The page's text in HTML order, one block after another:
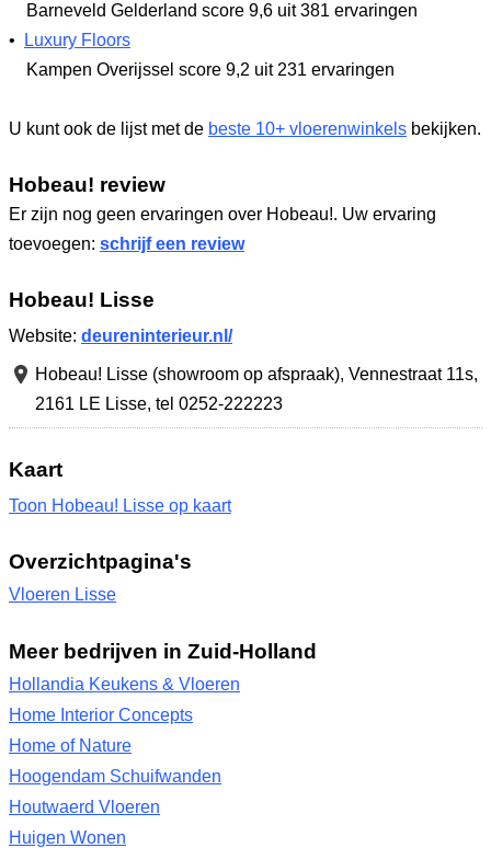
Barneveld Gelderland score 9,6 uit 381 ervaringen
•
Luxury Floors
Kampen Overijssel score 9,2 uit 231 ervaringen
U kunt ook de lijst met de beste 10+ vloerenwinkels bekijken.
Hobeau! review
Er zijn nog geen ervaringen over Hobeau!. Uw ervaring
toevoegen: schrijf een review
Hobeau! Lisse
Website: deureninterieur.nl/
Hobeau! Lisse (showroom op afspraak), Vennestraat 11s,
2161 LE Lisse, tel 0252-222223
Kaart
Toon Hobeau! Lisse op kaart
Overzichtpagina's
Vloeren Lisse
Meer bedrijven in Zuid-Holland
Hollandia Keukens & Vloeren
Home Interior Concepts
Home of Nature
Hoogendam Schuifwanden
Houtwaerd Vloeren
Huigen Wonen